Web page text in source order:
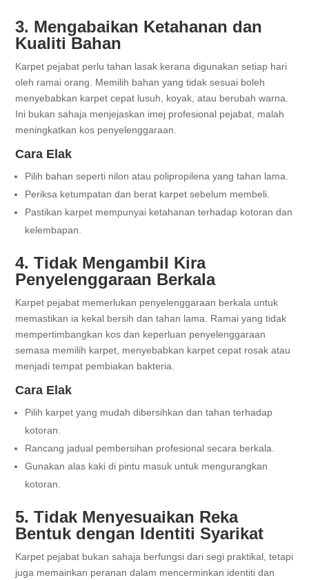
3. Mengabaikan Ketahanan dan
Kualiti Bahan
Karpet pejabat perlu tahan lasak kerana digunakan setiap hari
oleh ramai orang. Memilih bahan yang tidak sesuai boleh
menyebabkan karpet cepat lusuh, koyak, atau berubah warna.
Ini bukan sahaja menjejaskan imej profesional pejabat, malah
meningkatkan kos penyelenggaraan.
Cara Elak
Pilih bahan seperti nilon atau polipropilena yang tahan lama.
Periksa ketumpatan dan berat karpet sebelum membeli.
Pastikan karpet mempunyai ketahanan terhadap kotoran dan
kelembapan.
4. Tidak Mengambil Kira
Penyelenggaraan Berkala
Karpet pejabat memerlukan penyelenggaraan berkala untuk
memastikan ia kekal bersih dan tahan lama. Ramai yang tidak
mempertimbangkan kos dan keperluan penyelenggaraan
semasa memilih karpet, menyebabkan karpet cepat rosak atau
menjadi tempat pembiakan bakteria.
Cara Elak
Pilih karpet yang mudah dibersihkan dan tahan terhadap
kotoran.
Rancang jadual pembersihan profesional secara berkala.
Gunakan alas kaki di pintu masuk untuk mengurangkan
kotoran.
5. Tidak Menyesuaikan Reka
Bentuk dengan Identiti Syarikat
Karpet pejabat bukan sahaja berfungsi dari segi praktikal, tetapi
juga memainkan peranan dalam mencerminkan identiti dan